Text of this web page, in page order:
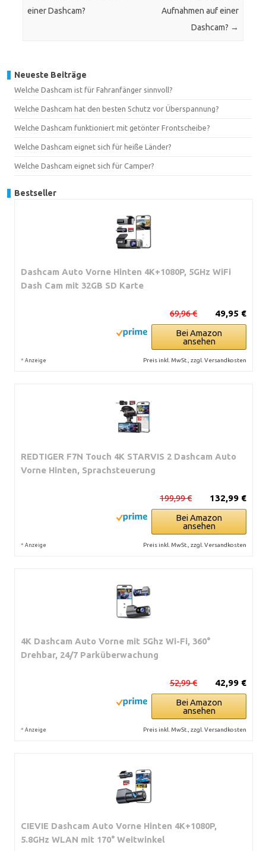
einer Dashcam?
Aufnahmen auf einer
Dashcam? →
Neueste Beiträge
Welche Dashcam ist für Fahranfänger sinnvoll?
Welche Dashcam hat den besten Schutz vor Überspannung?
Welche Dashcam funktioniert mit getönter Frontscheibe?
Welche Dashcam eignet sich für heiße Länder?
Welche Dashcam eignet sich für Camper?
Bestseller
Dashcam Auto Vorne Hinten 4K+1080P, 5GHz WiFi
Dash Cam mit 32GB SD Karte
49,95 €
69,96 €
Bei Amazon
ansehen
* Anzeige Preis inkl. MwSt., zzgl. Versandkosten
REDTIGER F7N Touch 4K STARVIS 2 Dashcam Auto
Vorne Hinten, Sprachsteuerung
132,99 €
199,99 €
Bei Amazon
ansehen
* Anzeige Preis inkl. MwSt., zzgl. Versandkosten
4K Dashcam Auto Vorne mit 5Ghz Wi-Fi, 360°
Drehbar, 24/7 Parküberwachung
42,99 €
52,99 €
Bei Amazon
ansehen
* Anzeige Preis inkl. MwSt., zzgl. Versandkosten
CIEVIE Dashcam Auto Vorne Hinten 4K+1080P,
5.8GHz WLAN mit 170° Weitwinkel